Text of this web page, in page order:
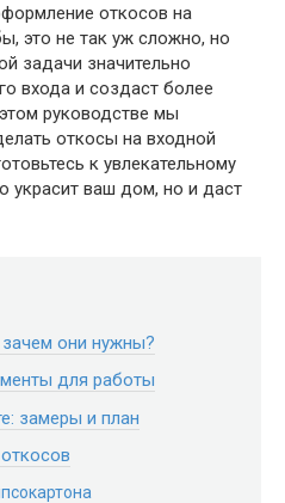
откосов на
это не так уж сложно, но
задачи значительно
входа и создаст более
руководстве мы
откосы на входной
к увлекательному
украсит ваш дом, но и даст
они нужны?
для работы
замеры и план